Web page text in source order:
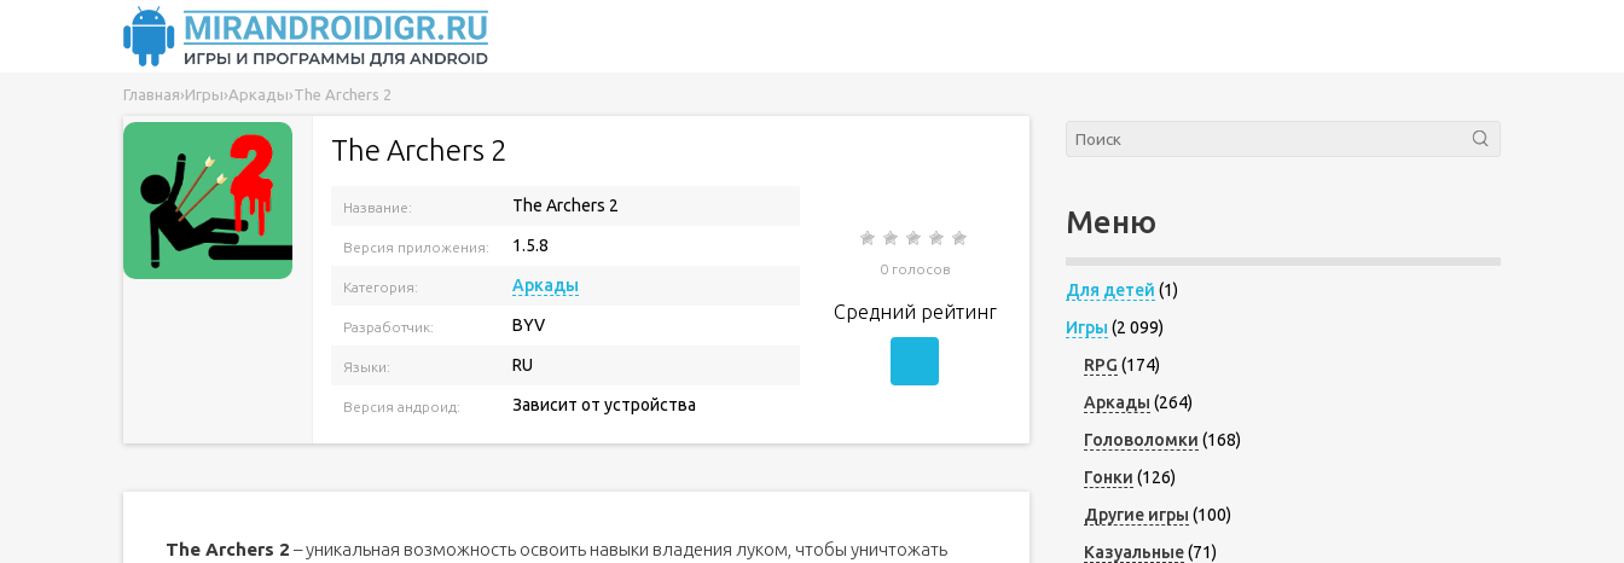
Главная›Игры›Аркады›The Archers 2
The Archers 2
Название: The Archers 2
Версия приложения: 1.5.8
Категория: Аркады
Разработчик: BYV
Языки: RU
Версия андроид: Зависит от устройства
0 голосов
Средний рейтинг
The Archers 2 – уникальная возможность освоить навыки владения луком, чтобы уничтожать
Меню
Для детей (1)
Игры (2 099)
RPG (174)
Аркады (264)
Головоломки (168)
Гонки (126)
Другие игры (100)
Казуальные(71)